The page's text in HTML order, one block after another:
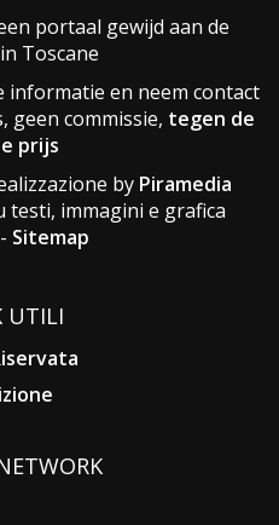
portaal gewijd aan de
Toscane
en neem contact
geen commissie, tegen de
prijs
by Piramedia
immagini e grafica
- Sitemap
UTILI